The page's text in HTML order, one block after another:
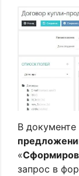
В документе
«
запрос в